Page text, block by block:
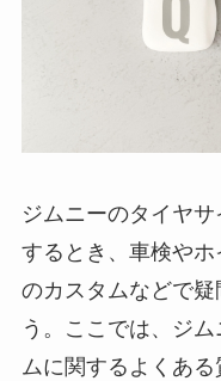
ジムニーのタイヤ
するとき、車検や
のカスタムなどで疑
う。ここでは、ジ
ムに関するよくある